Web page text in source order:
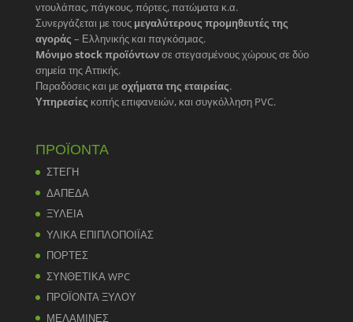
ντουλάπας, πάγκους, πόρτες, πατώματα κ.α.
Συνεργάζεται με τους μεγαλύτερους προμηθευτές της
αγοράς – Ελληνικής και παγκόσμιας.
Mόνιμο stock προϊόντωνσε στεγασμένους χώρους σε δύο
σημεία της Αττικής.
Παραδόσεις και μεοχήματα της εταιρείας.
Υπηρεσίες κοπής επιφανειών, και συγκόλληση PVC.
ΠΡΟΪΟΝΤΑ
ΣΤΕΓΗ
ΔΑΠΕΔΑ
ΞΥΛΕΙΑ
ΥΛΙΚΑ ΕΠΙΠΛΟΠΟΙΪΑΣ
ΠΟΡΤΕΣ
ΣΥΝΘΕΤΙΚΑ WPC
ΠΡΟΪΟΝΤΑ ΞΥΛΟΥ
ΜΕΛΑΜΙΝΕΣ